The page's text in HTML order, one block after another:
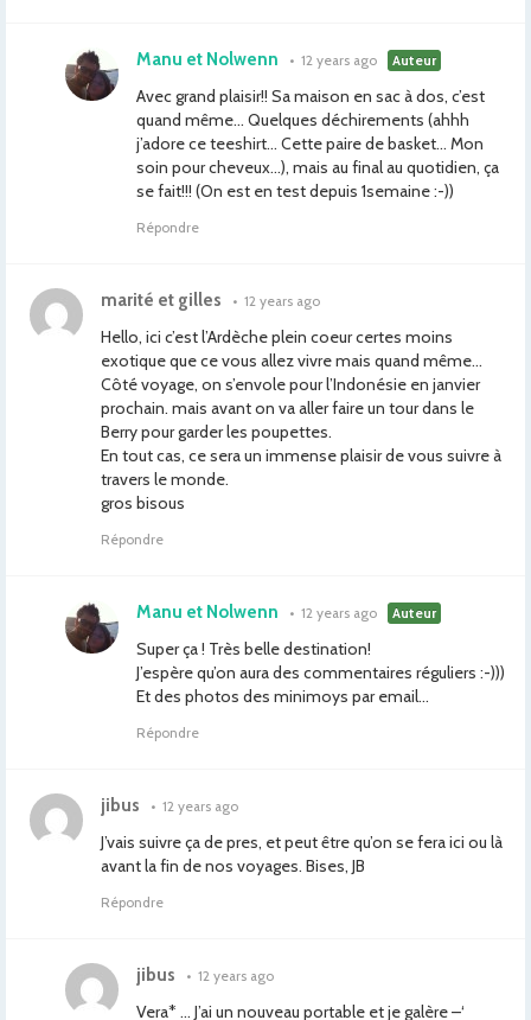
Manu et Nolwenn • 12 years ago Auteur
Avec grand plaisir!! Sa maison en sac à dos, c’est
quand même… Quelques déchirements (ahhh
j’adore ce teeshirt… Cette paire de basket… Mon
soin pour cheveux…), mais au final au quotidien, ça
se fait!!! (On est en test depuis 1semaine :-))
Répondre
marité et gilles • 12 years ago
Hello, ici c’est l’Ardèche plein coeur certes moins
exotique que ce vous allez vivre mais quand même…
Côté voyage, on s’envole pour l’Indonésie en janvier
prochain. mais avant on va aller faire un tour dans le
Berry pour garder les poupettes.
En tout cas, ce sera un immense plaisir de vous suivre à
travers le monde.
gros bisous
Répondre
Manu et Nolwenn • 12 years ago Auteur
Super ça ! Très belle destination!
J’espère qu’on aura des commentaires réguliers :-)))
Et des photos des minimoys par email…
Répondre
jibus • 12 years ago
J’vais suivre ça de pres, et peut être qu’on se fera ici ou là
avant la fin de nos voyages. Bises, JB
Répondre
jibus • 12 years ago
Vera* … J’ai un nouveau portable et je galère –‘